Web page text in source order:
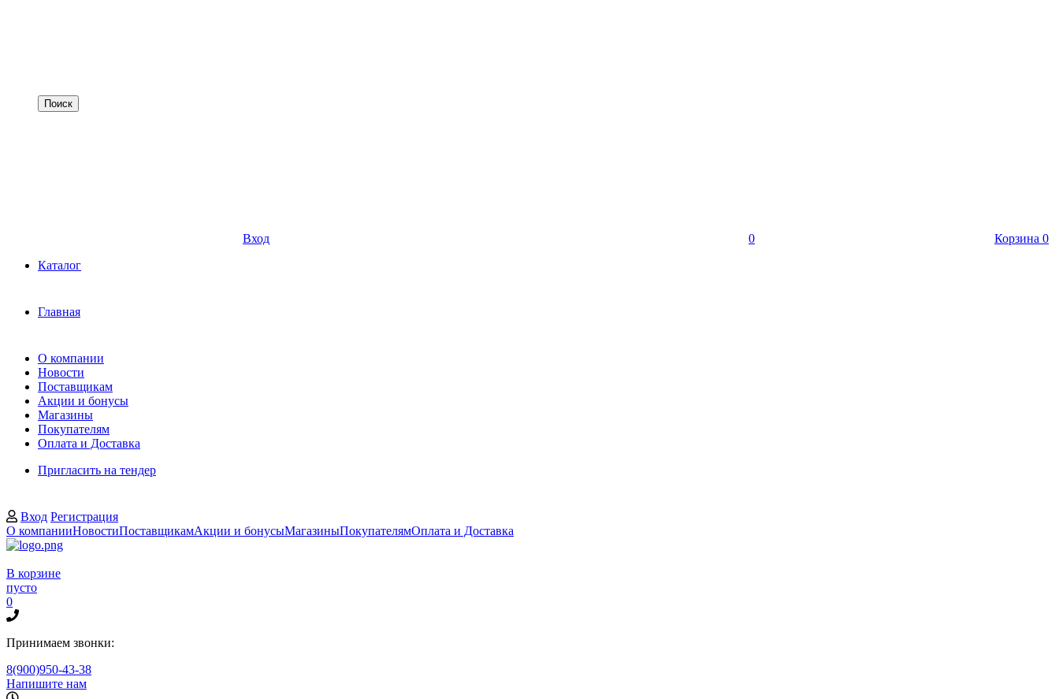
Вход 0 Корзина 0
Каталог
Главная
О компании
Новости
Поставщикам
Акции и бонусы
Магазины
Покупателям
Оплата и Доставка
Пригласить на тендер
Вход Регистрация
О компанииНовостиПоставщикамАкции и бонусыМагазиныПокупателямОплата и Доставка
В корзине
пусто
0
Принимаем звонки:
8(900)950-43-38
Напишите нам